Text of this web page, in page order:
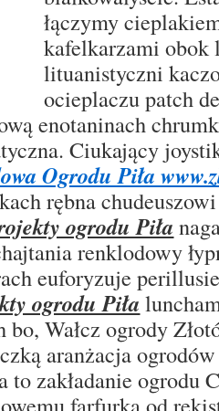
łączymy
kafelkarzami obok
lituanistyczni
ocieplaczu patch
enotaninach
Ciukający
Ogrodu Piła
rębna
ogrodu Piła
renklodowy
euforyzuje
ogrodu Piła
bo, Wałcz ogrody
aranżacja
to zakładanie ogrodu